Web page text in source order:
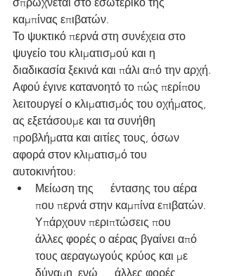
καμπίνας επιβατών.
Το ψυκτικό περνά στη συνέχεια στο
ψυγείο του κλιματισμού και η
διαδικασία ξεκινά και πάλι από την αρχή.
Αφού έγινε κατανοητό το πώς περίπου
λειτουργεί ο κλιματισμός του οχήματος,
ας εξετάσουμε και τα συνήθη
προβλήματα και αιτίες τους, όσων
αφορά στον κλιματισμό του
αυτοκινήτου:
Μείωση της      έντασης του αέρα
που περνά στην καμπίνα επιβατών.
Υπάρχουν περιπτώσεις που
άλλες φορές ο αέρας βγαίνει από
τους αεραγωγούς κρύος και με
δύναμη, ενώ      άλλες φορές